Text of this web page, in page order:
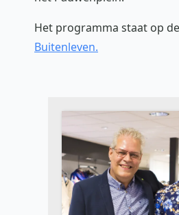
Het programma staat op
Buitenleven.